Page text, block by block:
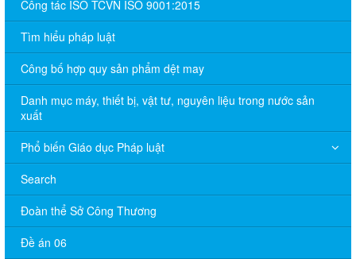
Công tác ISO TCVN ISO 9001:2015
Tìm hiểu pháp luật
Công bố hợp quy sản phẩm dệt may
Danh mục máy, thiết bị, vật tư, nguyên liệu trong nước sản
xuất
Phổ biến Giáo dục Pháp luật
Search
Đoàn thể Sở Công Thương
Đề án 06